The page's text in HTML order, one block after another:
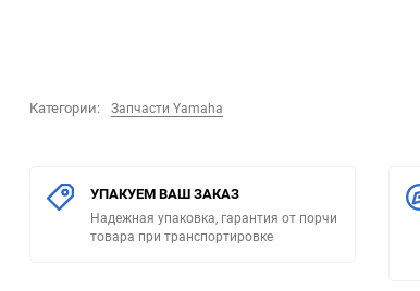
Категории: Запчасти Yamaha
УПАКУЕМ ВАШ ЗАКАЗ
Надежная упаковка, гарантия от порчи
товара при транспортировке